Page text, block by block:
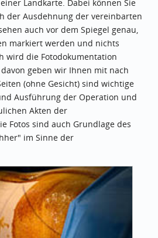
Landkarte. Dabei können Sie
der Ausdehnung der vereinbarten
auch vor dem Spiegel genau,
markiert werden und nichts
wird die Fotodokumentation
geben wir Ihnen mit nach
(ohne Gesicht) sind wichtige
Ausführung der Operation und
Akten der
Fotos sind auch Grundlage des
im Sinne der